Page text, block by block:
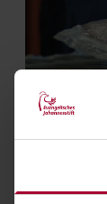
Diakone